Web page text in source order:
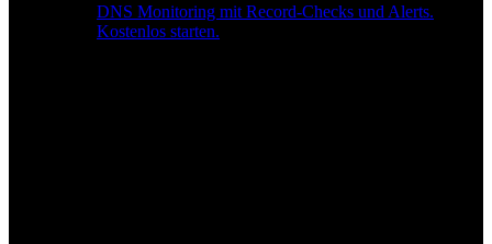
DNS Monitoring mit Record-Checks und Alerts.
Kostenlos starten.